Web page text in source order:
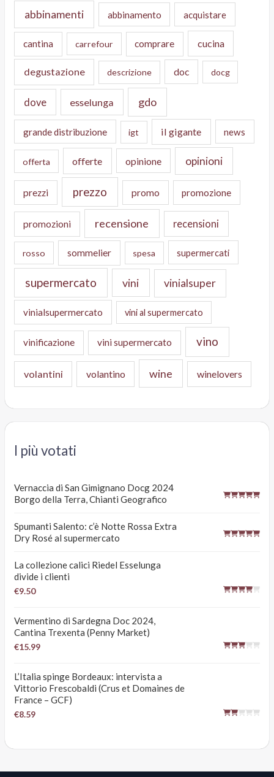
abbinamenti abbinamento acquistare
cantina carrefour comprare cucina
degustazione descrizione doc docg
dove esselunga gdo
grande distribuzione igt il gigante news
offerta offerte opinione opinioni
prezzi prezzo promo promozione
promozioni recensione recensioni
rosso sommelier spesa supermercati
supermercato vini vinialsuper
vinialsupermercato vini al supermercato
vinificazione vini supermercato vino
volantini volantino wine winelovers
I più votati
Vernaccia di San Gimignano Docg 2024
Borgo della Terra, Chianti Geografico
Spumanti Salento: c’è Notte Rossa Extra
Dry Rosé al supermercato
La collezione calici Riedel Esselunga
divide i clienti
€9.50
Vermentino di Sardegna Doc 2024,
Cantina Trexenta (Penny Market)
€15.99
L’Italia spinge Bordeaux: intervista a
Vittorio Frescobaldi (Crus et Domaines de
France – GCF)
€8.59